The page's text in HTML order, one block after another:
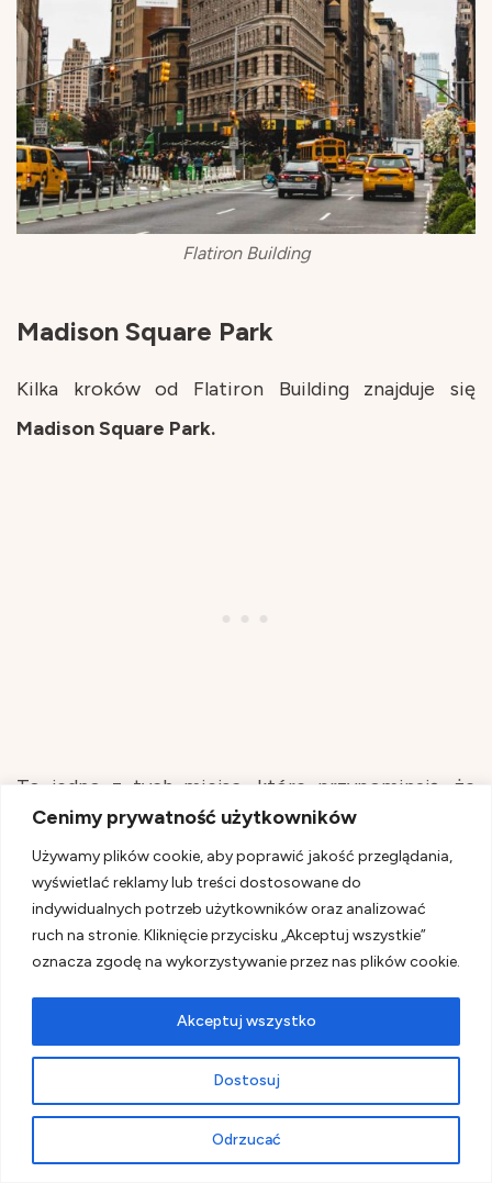
Cenimy prywatność użytkowników
Używamy plików cookie, aby poprawić jakość przeglądania,
wyświetlać reklamy lub treści dostosowane do
indywidualnych potrzeb użytkowników oraz analizować
ruch na stronie. Kliknięcie przycisku „Akceptuj wszystkie”
oznacza zgodę na wykorzystywanie przez nas plików cookie.
Dostosuj
Odrzucać
Akceptuj wszystko
Flatiron Building
Madison Square Park
Kilka kroków od Flatiron Building znajduje się
Madison Square Park.
To jedno z tych miejsc, które przypominają, że
nawet w samym środku Manhattanu można znaleźć
chwilę spokoju.
Lubię takie miejskie parki. Nie są atrakcją samą w
sobie, ale pozwalają na moment zwolnić tempo i
odpocząć od ciągłego hałasu miasta.
Usiądź na ławce, napij się kawy i po prostu
poobserwuj codzienne życie nowojorczyków.